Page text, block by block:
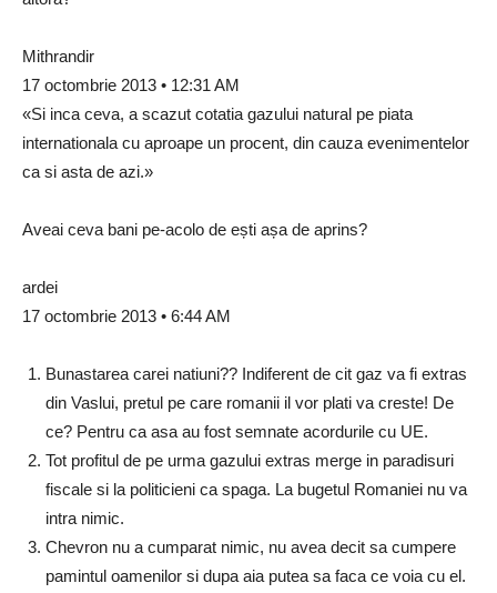
Mithrandir
17 octombrie 2013 • 12:31 AM
«Si inca ceva, a scazut cotatia gazului natural pe piata
internationala cu aproape un procent, din cauza evenimentelor
ca si asta de azi.»
Aveai ceva bani pe-acolo de ești așa de aprins?
ardei
17 octombrie 2013 • 6:44 AM
Bunastarea carei natiuni?? Indiferent de cit gaz va fi extras
din Vaslui, pretul pe care romanii il vor plati va creste! De
ce? Pentru ca asa au fost semnate acordurile cu UE.
Tot profitul de pe urma gazului extras merge in paradisuri
fiscale si la politicieni ca spaga. La bugetul Romaniei nu va
intra nimic.
Chevron nu a cumparat nimic, nu avea decit sa cumpere
pamintul oamenilor si dupa aia putea sa faca ce voia cu el.